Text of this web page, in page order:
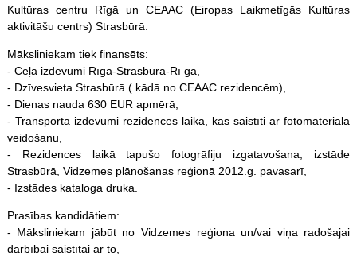
Kultūras centru Rīgā un CEAAC (Eiropas Laikmetīgās Kultūras
aktivitāšu centrs) Strasbūrā.
Māksliniekam tiek finansēts:
- Ceļa izdevumi Rīga-Strasbūra-Rī ga,
- Dzīvesvieta Strasbūrā ( kādā no CEAAC rezidencēm),
- Dienas nauda 630 EUR apmērā,
- Transporta izdevumi rezidences laikā, kas saistīti ar fotomateriāla
veidošanu,
- Rezidences laikā tapušo fotogrāfiju izgatavošana, izstāde
Strasbūrā, Vidzemes plānošanas reģionā 2012.g. pavasarī,
- Izstādes kataloga druka.
Prasības kandidātiem:
- Māksliniekam jābūt no Vidzemes reģiona un/vai viņa radošajai
darbībai saistītai ar to,